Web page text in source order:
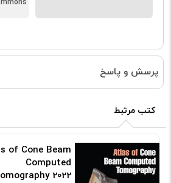
پرسش و پاسخ
کتب مرتبط
of Cone Beam
Computed
2022